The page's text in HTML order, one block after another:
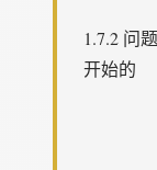
1.7.2 问
开始的